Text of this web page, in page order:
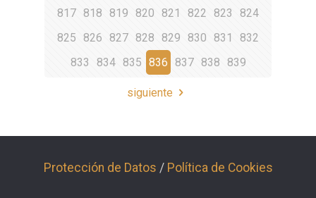
817 818 819 820 821 822 823
824
825
826 827 828 829 830 831
832
833
834 835 836 837 838 839
siguiente
Protección de Datos / Política de Cookies